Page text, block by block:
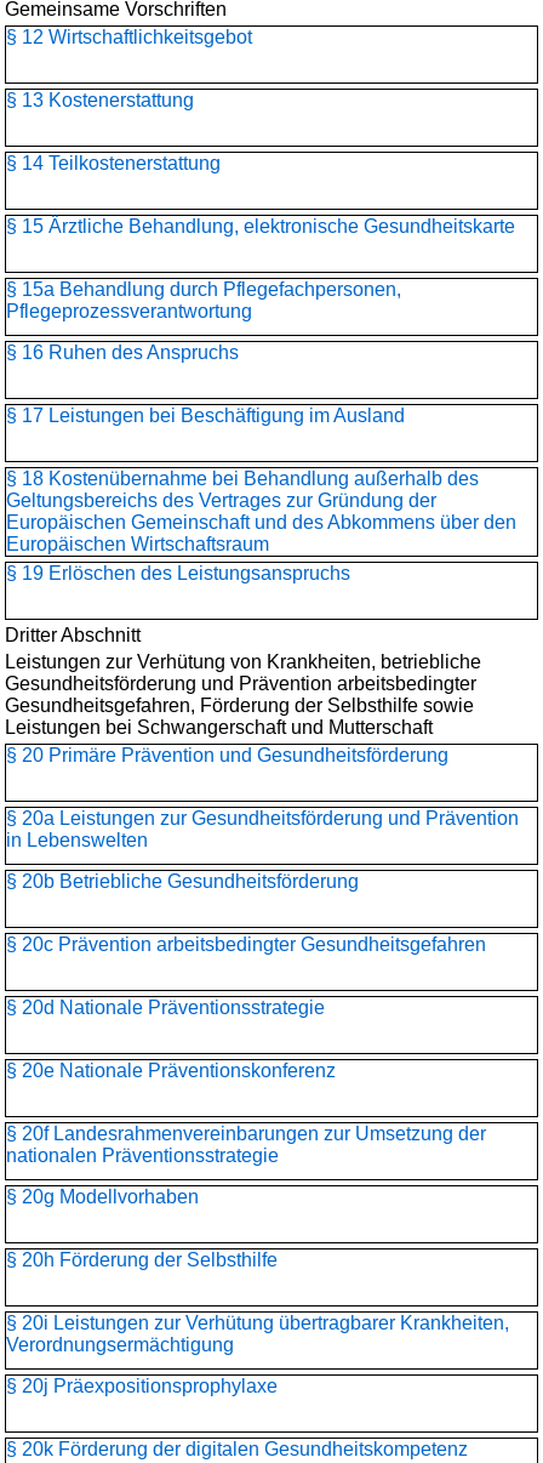
Gemeinsame Vorschriften
§ 12 Wirtschaftlichkeitsgebot
§ 13 Kostenerstattung
§ 14 Teilkostenerstattung
§ 15 Ärztliche Behandlung, elektronische Gesundheitskarte
§ 15a Behandlung durch Pflegefachpersonen,
Pflegeprozessverantwortung
§ 16 Ruhen des Anspruchs
§ 17 Leistungen bei Beschäftigung im Ausland
§ 18 Kostenübernahme bei Behandlung außerhalb des
Geltungsbereichs des Vertrages zur Gründung der
Europäischen Gemeinschaft und des Abkommens über den
Europäischen Wirtschaftsraum
§ 19 Erlöschen des Leistungsanspruchs
Dritter Abschnitt
Leistungen zur Verhütung von Krankheiten, betriebliche
Gesundheitsförderung und Prävention arbeitsbedingter
Gesundheitsgefahren, Förderung der Selbsthilfe sowie
Leistungen bei Schwangerschaft und Mutterschaft
§ 20 Primäre Prävention und Gesundheitsförderung
§ 20a Leistungen zur Gesundheitsförderung und Prävention
in Lebenswelten
§ 20b Betriebliche Gesundheitsförderung
§ 20c Prävention arbeitsbedingter Gesundheitsgefahren
§ 20d Nationale Präventionsstrategie
§ 20e Nationale Präventionskonferenz
§ 20f Landesrahmenvereinbarungen zur Umsetzung der
nationalen Präventionsstrategie
§ 20g Modellvorhaben
§ 20h Förderung der Selbsthilfe
§ 20i Leistungen zur Verhütung übertragbarer Krankheiten,
Verordnungsermächtigung
§ 20j Präexpositionsprophylaxe
§ 20k Förderung der digitalen Gesundheitskompetenz